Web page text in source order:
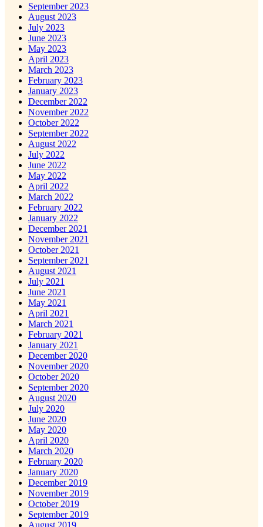
September 2023
August 2023
July 2023
June 2023
May 2023
April 2023
March 2023
February 2023
January 2023
December 2022
November 2022
October 2022
September 2022
August 2022
July 2022
June 2022
May 2022
April 2022
March 2022
February 2022
January 2022
December 2021
November 2021
October 2021
September 2021
August 2021
July 2021
June 2021
May 2021
April 2021
March 2021
February 2021
January 2021
December 2020
November 2020
October 2020
September 2020
August 2020
July 2020
June 2020
May 2020
April 2020
March 2020
February 2020
January 2020
December 2019
November 2019
October 2019
September 2019